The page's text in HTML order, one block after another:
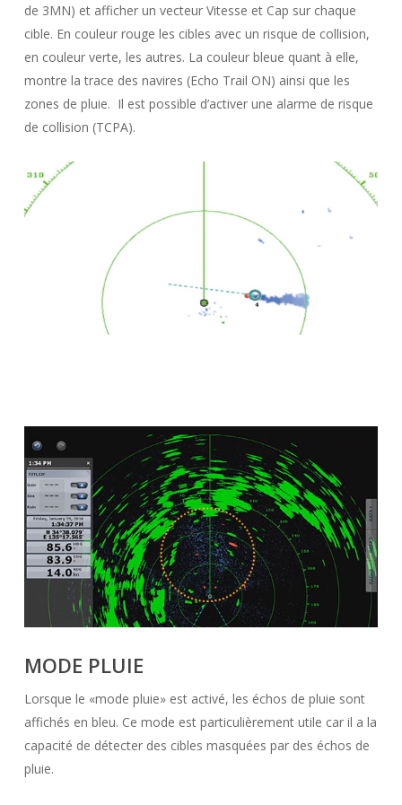
de 3MN) et afficher un vecteur Vitesse et Cap sur chaque
cible. En couleur rouge les cibles avec un risque de collision,
en couleur verte, les autres. La couleur bleue quant à elle,
montre la trace des navires (Echo Trail ON) ainsi que les
zones de pluie. Il est possible d’activer une alarme de risque
de collision (TCPA).
MODE PLUIE
Lorsque le «mode pluie» est activé, les échos de pluie sont
affichés en bleu. Ce mode est particulièrement utile car il a la
capacité de détecter des cibles masquées par des échos de
pluie.